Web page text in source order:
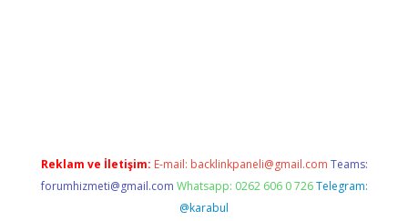
Reklam ve İletişim: E-mail: backlinkpaneli@gmail.com Teams:
forumhizmeti@gmail.com Whatsapp: 0262 606 0 726 Telegram:
@karabul